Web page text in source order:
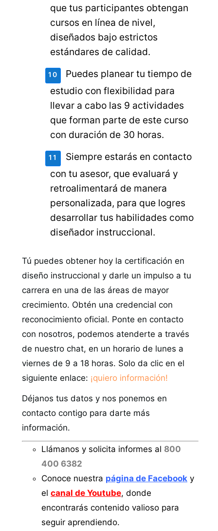
que tus participantes obtengan
cursos en línea de nivel,
diseñados bajo estrictos
estándares de calidad.
Puedes planear tu tiempo de
estudio con flexibilidad para
llevar a cabo las 9 actividades
que forman parte de este curso
con duración de 30 horas.
Siempre estarás en contacto
con tu asesor, que evaluará y
retroalimentará de manera
personalizada, para que logres
desarrollar tus habilidades como
diseñador instruccional.
Tú puedes obtener hoy la certificación en
diseño instruccional y darle un impulso a tu
carrera en una de las áreas de mayor
crecimiento. Obtén una credencial con
reconocimiento oficial. Ponte en contacto
con nosotros, podemos atenderte a través
de nuestro chat, en un horario de lunes a
viernes de 9 a 18 horas. Solo da clic en el
siguiente enlace: ¡quiero información!
Déjanos tus datos y nos ponemos en
contacto contigo para darte más
información.
Llámanos y solicita informes al 800
400 6382
Conoce nuestra página de Facebook y
el canal de Youtube, donde
encontrarás contenido valioso para
seguir aprendiendo.